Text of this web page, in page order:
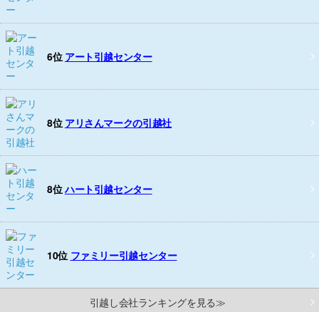
6位 アート引越センター
8位 アリさんマークの引越社
8位ハート引越センター
10位 ファミリー引越センター
引越し会社ランキングを見る≫